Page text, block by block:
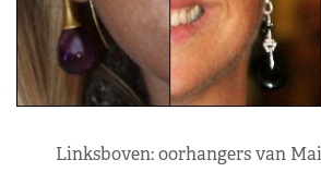
Linksboven: oorhangers van